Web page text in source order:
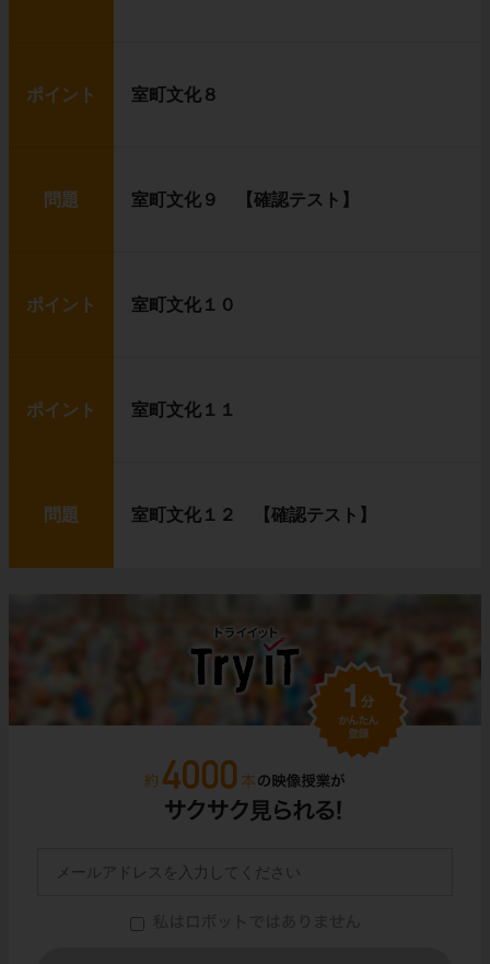
ポイント 室町文化８
問題 室町文化９ 【確認テスト】
ポイント 室町文化１０
ポイント 室町文化１１
問題 室町文化１２ 【確認テスト】